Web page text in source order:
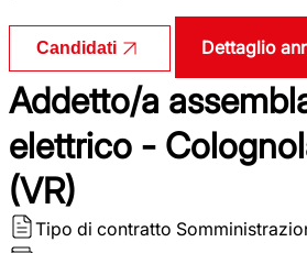
Candidati Dettaglio
Addetto/a
elettrico -
(VR)
Tipo di contratto